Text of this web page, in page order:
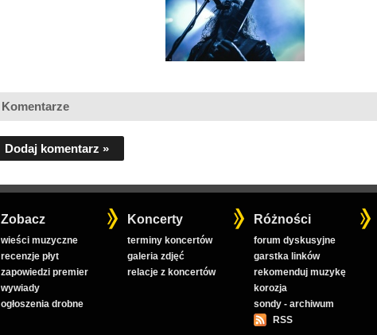
Komentarze
Dodaj komentarz »
Zobacz
wieści muzyczne
recenzje płyt
zapowiedzi premier
wywiady
ogłoszenia drobne
Koncerty
terminy koncertów
galeria zdjęć
relacje z koncertów
Różności
forum dyskusyjne
garstka linków
rekomenduj muzykę
korozja
sondy - archiwum
RSS